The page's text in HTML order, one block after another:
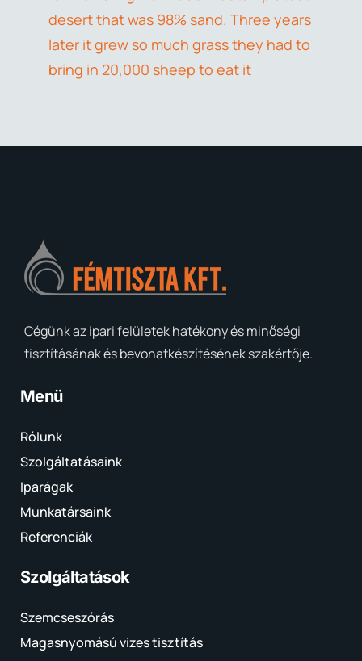
desert that was 98% sand. Three years
later it grew so much grass they had to
bring in 20,000 sheep to eat it
Cégünk az ipari felületek hatékony és minőségi
tisztításának és bevonatkészítésének szakértője.
Menü
Rólunk
Szolgáltatásaink
Iparágak
Munkatársaink
Referenciák
Szolgáltatások
Szemcseszórás
Magasnyomású vizes tisztítás